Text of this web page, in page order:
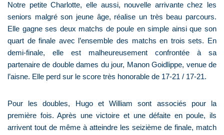
Notre petite Charlotte, elle aussi, nouvelle arrivante chez les
seniors malgré son jeune âge, réalise un très beau parcours.
Elle gagne ses deux matchs de poule en simple ainsi que son
quart de finale avec l’ensemble des matchs en trois sets. En
demi-finale, elle est malheureusement confrontée à sa
partenaire de double dames du jour, Manon Goidlippe, venue de
l’aisne. Elle perd sur le score très honorable de 17-21 / 17-21.
Pour les doubles, Hugo et William sont associés pour la
première fois. Après une victoire et une défaite en poule, ils
arrivent tout de même à atteindre les seizième de finale, match